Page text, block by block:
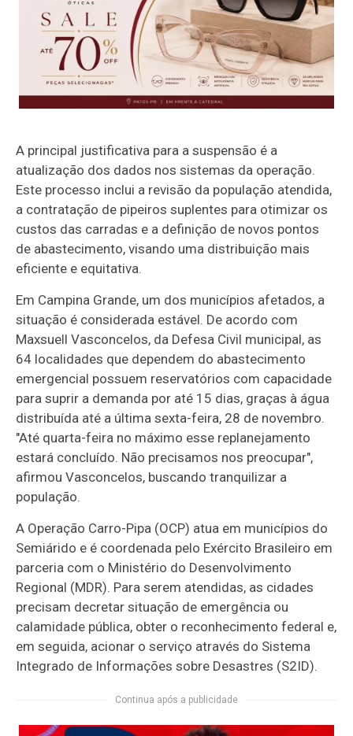
A principal justificativa para a suspensão é a
atualização dos dados nos sistemas da operação.
Este processo inclui a revisão da população atendida,
a contratação de pipeiros suplentes para otimizar os
custos das carradas e a definição de novos pontos
de abastecimento, visando uma distribuição mais
eficiente e equitativa.
Em Campina Grande, um dos municípios afetados, a
situação é considerada estável. De acordo com
Maxsuell Vasconcelos, da Defesa Civil municipal, as
64 localidades que dependem do abastecimento
emergencial possuem reservatórios com capacidade
para suprir a demanda por até 15 dias, graças à água
distribuída até a última sexta-feira, 28 de novembro.
"Até quarta-feira no máximo esse replanejamento
estará concluído. Não precisamos nos preocupar",
afirmou Vasconcelos, buscando tranquilizar a
população.
A Operação Carro-Pipa (OCP) atua em municípios do
Semiárido e é coordenada pelo Exército Brasileiro em
parceria com o Ministério do Desenvolvimento
Regional (MDR). Para serem atendidas, as cidades
precisam decretar situação de emergência ou
calamidade pública, obter o reconhecimento federal e,
em seguida, acionar o serviço através do Sistema
Integrado de Informações sobre Desastres (S2ID).
Continua após a publicidade